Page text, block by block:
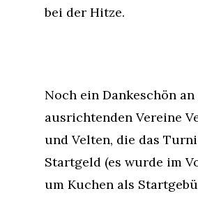
bei der Hitze.
Noch ein Dankeschön an
ausrichtenden Vereine
und Velten, die das
Startgeld (es wurde im
um Kuchen als